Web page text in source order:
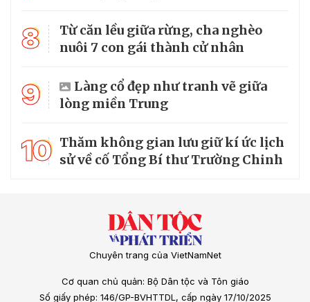
8
Từ căn lều giữa rừng, cha nghèo
nuôi 7 con gái thành cử nhân
9
Làng cổ đẹp như tranh vẽ giữa
lòng miền Trung
10 Thăm không gian lưu giữ kí ức lịch
sử về cố Tổng Bí thư Trường Chinh
Chuyên trang của VietNamNet
Cơ quan chủ quản: Bộ Dân tộc và Tôn giáo
Số giấy phép: 146/GP-BVHTTDL, cấp ngày 17/10/2025